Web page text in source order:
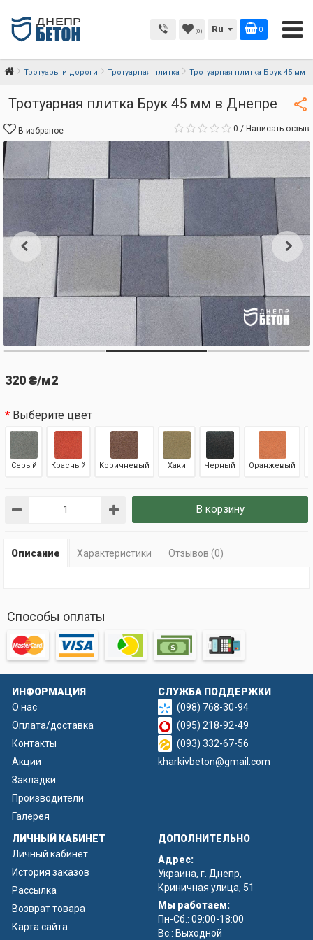
(0) Ru 0
Тротуары и дороги Тротуарная плитка Тротуарная плитка Брук 45 мм
Тротуарная плитка Брук 45 мм в Днепре
В избраное 0 / Написать отзыв
320 ₴/м2
Выберите цвет
Серый Красный Коричневый Хаки Черный Оранжевый
В корзину
Описание Характеристики Отзывов (0)
Способы оплаты
ИНФОРМАЦИЯ
О нас
Оплата/доставка
Контакты
Акции
Закладки
Производители
Галерея
СЛУЖБА ПОДДЕРЖКИ
(098) 768-30-94
(095) 218-92-49
(093) 332-67-56
kharkivbeton@gmail.com
ЛИЧНЫЙ КАБИНЕТ
Личный кабинет
История заказов
Рассылка
Возврат товара
Карта сайта
ДОПОЛНИТЕЛЬНО
Адрес:
Украина, г. Днепр,
Криничная улица, 51
Мы работаем:
Пн-Сб.: 09:00-18:00
Вс.: Выходной